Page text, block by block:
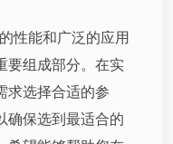
性能和广泛的应用
要组成部分。在实
求选择合适的参
确保选到最适合的